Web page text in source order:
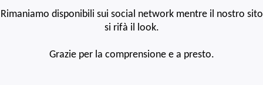
Rimaniamo disponibili sui social network mentre il nostro sito
si rifà il look.
Grazie per la comprensione e a presto.